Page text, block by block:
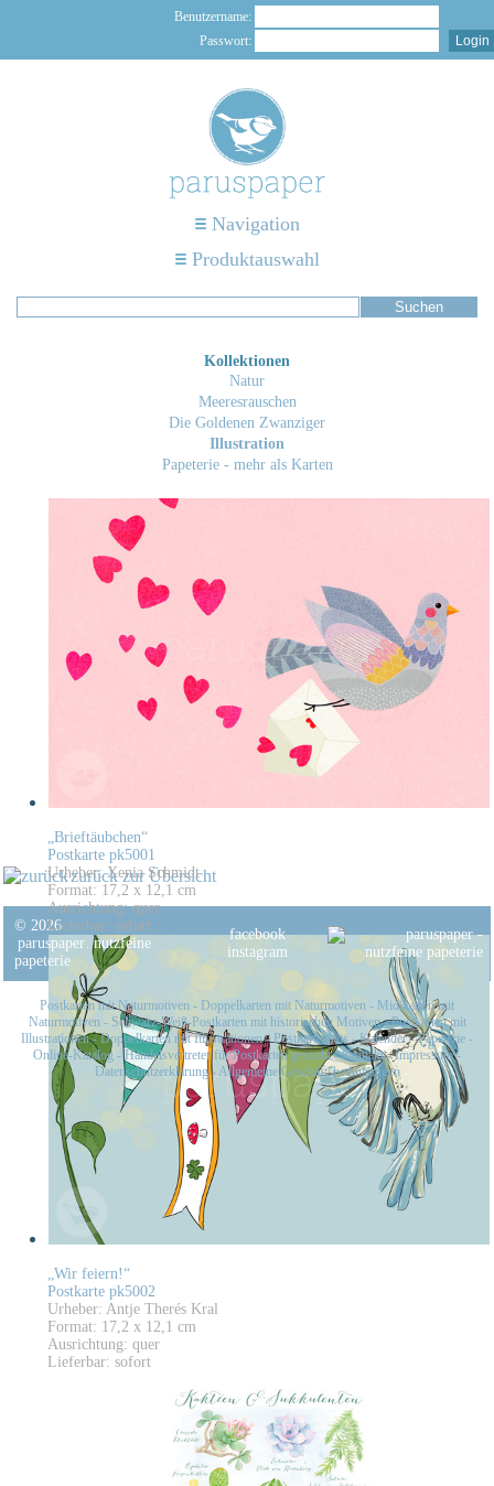
Benutzername:
Passwort:
Navigation
Produktauswahl
Kollektionen
Natur
Meeresrauschen
Die Goldenen Zwanziger
Illustration
Papeterie - mehr als Karten
„Brieftäubchen“
Postkarte pk5001
Urheber: Xenia Schmidt
Format: 17,2 x 12,1 cm
Ausrichtung: quer
Lieferbar: sofort
„Wir feiern!“
Postkarte pk5002
Urheber: Antje Therés Kral
Format: 17,2 x 12,1 cm
Ausrichtung: quer
Lieferbar: sofort
zurück zur Übersicht
© 2026
paruspaper. nutzfeine
papeterie
facebook
instagram
Postkarten mit Naturmotiven - Doppelkarten mit Naturmotiven - Midikarten mit
Naturmotiven - Schwarz-Weiß-Postkarten mit historischen Motiven-Postkarten mit
Illustrationen-Doppelkarten mit Illustrationen-Postkartensets-Kalender-Papeterie -
Online-Katalog -Handelsvertreter für Postkarten gesucht-Kontakt-Impressum-
Datenschutzerklärung- Allgemeine Geschäftsbedingungen